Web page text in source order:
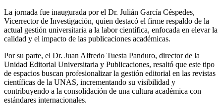
La jornada fue inaugurada por el Dr. Julián García Céspedes,
Vicerrector de Investigación, quien destacó el firme respaldo de la
actual gestión universitaria a la labor científica, enfocada en elevar la
calidad y el impacto de las publicaciones académicas.
Por su parte, el Dr. Juan Alfredo Tuesta Panduro, director de la
Unidad Editorial Universitaria y Publicaciones, resaltó que este tipo
de espacios buscan profesionalizar la gestión editorial en las revistas
científicas de la UNAS, incrementando su visibilidad y
contribuyendo a la consolidación de una cultura académica con
estándares internacionales.